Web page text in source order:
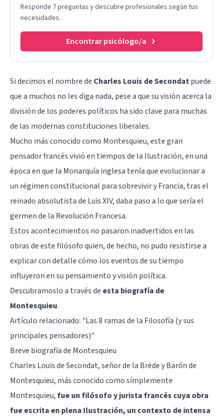
Responde 7 preguntas y descubre profesionales según tus
necesidades.
Encontrar psicólogo/a
Si decimos el nombre de Charles Louis de Secondatpuede
que a muchos no les diga nada, pese a que su visión acerca la
división de los poderes políticos ha sido clave para muchas
de las modernas constituciones liberales.
Mucho más conocido como Montesquieu, este gran
pensador francés vivió en tiempos de la Ilustración, en una
época en que la Monarquía inglesa tenía que evolucionar a
un régimen constitucional para sobrevivir y Francia, tras el
reinado absolutista de Luis XIV, daba paso a lo que sería el
germen de la Revolución Francesa.
Estos acontecimientos no pasaron inadvertidos en las
obras de este filósofo quien, de hecho, no pudo resistirse a
explicar con detalle cómo los eventos de su tiempo
influyeron en su pensamiento y visión política.
Descubramoslo a través de esta biografía de
Montesquieu.
Artículo relacionado: "Las 8 ramas de la Filosofía (y sus
principales pensadores)"
Breve biografía de Montesquieu
Charles Louis de Secondat, señor de la Brède y Barón de
Montesquieu, más conocido como símplemente
Montesquieu,fue un filósofo y jurista francés cuya obra
fue escrita en plena Ilustración, un contexto de intensa